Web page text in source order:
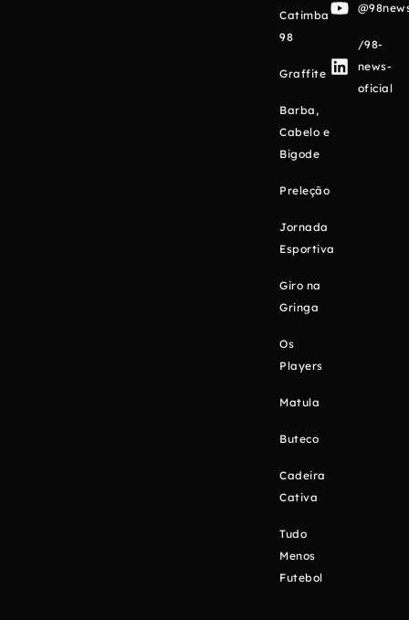
Catimba
98
Graffite
Barba,
Cabelo e
Bigode
Preleção
Jornada
Esportiva
Giro na
Gringa
Os
Players
Matula
Buteco
Cadeira
Cativa
Tudo
Menos
Futebol
/98-
news-
oficial